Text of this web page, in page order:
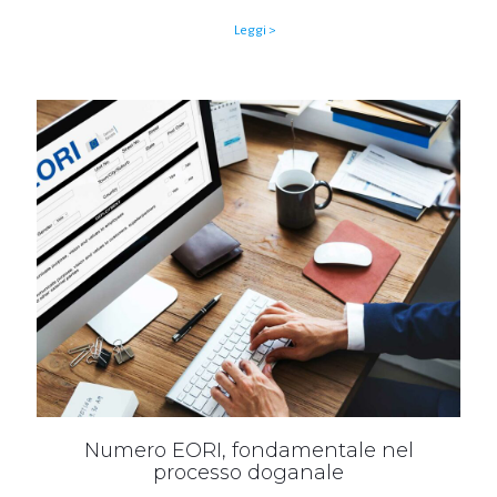
Leggi >
Numero EORI, fondamentale nel
processo doganale